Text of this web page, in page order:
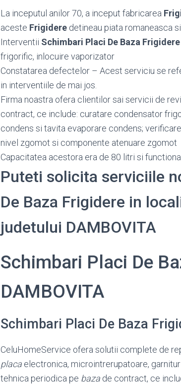
La inceputul anilor 70, a inceput fabricarea
aceste Frigidere detineau piata romaneasca
Interventii Schimbari Placi De Baza Frigidere
frigorific, inlocuire vaporizator
Constatarea defectelor – Acest serviciu se
in interventiile de mai jos.
Firma noastra ofera clientilor sai servicii de
contract, ce include: curatare condensator
condens si tavita evaporare condens;
nivel zgomot si componente atenuare zgomot
Capacitatea acestora era de 80 litri si
Puteti solicita serviciile
De Baza Frigidere in
judetului DAMBOVITA
Schimbari Placi De
DAMBOVITA
Schimbari Placi De Baza
CeluHomeService ofera solutii complete de
placa electronica, microintrerupatoare,
tehnica periodica pe baza de contract, ce